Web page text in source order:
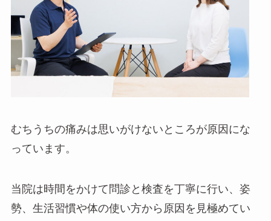
むちうちの痛みは思いがけないところが原因にな
っています。
当院は時間をかけて問診と検査を丁寧に行い、姿
勢、生活習慣や体の使い方から原因を見極めてい